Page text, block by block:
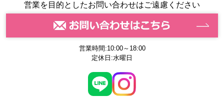
営業を目的としたお問い合わせはご遠慮ください
営業時間:10:00～18:00
定休日:水曜日